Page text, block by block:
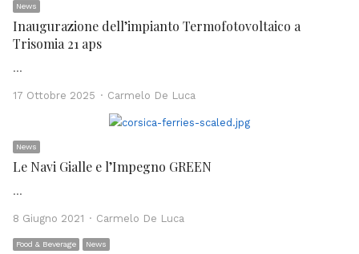
News
Inaugurazione dell’impianto Termofotovoltaico a
Trisomia 21 aps
…
17 Ottobre 2025 Author
Carmelo De Luca
News
Le Navi Gialle e l’Impegno GREEN
…
8 Giugno 2021 Author
Carmelo De Luca
Food & Beverage News